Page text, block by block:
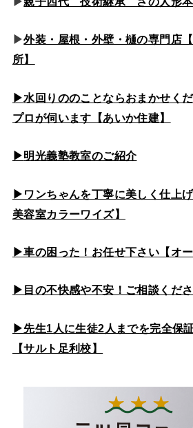
▶外装・屋根・外壁・樋の専門店
所】
▶水回りののことならおまかせく
プロが伺います【あいか住建】
▶明光義塾教室のご紹介
▶ワンちゃんを丁寧に美しく仕上
美容室カラーワイズ】
▶車の困った！お任せ下さい【オー
▶目の不快感や不安！ご相談くださ
▶先生1人に生徒2人までを完全保
【サルト足利校】